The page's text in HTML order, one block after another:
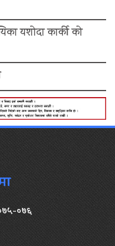
यशोदा कार्की को
०७६